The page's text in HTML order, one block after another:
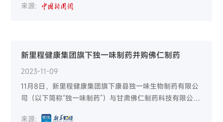
来源:
新里程健康集团旗下独一味制药并购佛仁制药
2023-11-09
11月8日，新里程健康集团旗下康县独一味生物制药有限公
司（以下简称“独一味制药”）与甘肃佛仁制药科技有限公司
来源: